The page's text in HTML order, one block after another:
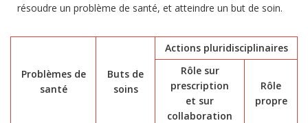
résoudre un problème de santé, et atteindre un but de soin.
Problèmes de
santé
Buts de
soins
Actions pluridisciplinaires
Rôle sur
prescription
et sur
collaboration
Rôle
propre